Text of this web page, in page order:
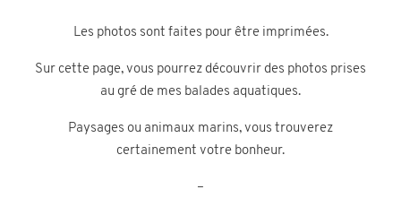
Les photos sont faites pour être imprimées.
Sur cette page, vous pourrez découvrir des photos prises
au gré de mes balades aquatiques.
Paysages ou animaux marins, vous trouverez
certainement votre bonheur.
–
Photography